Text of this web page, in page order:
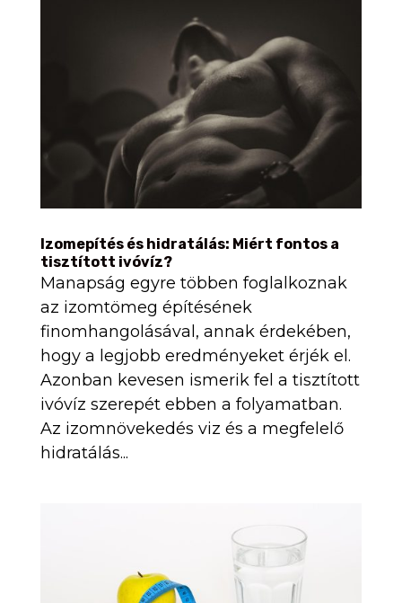
Izomepítés és hidratálás: Miért fontos a
tisztított ivóvíz?
Manapság egyre többen foglalkoznak
az izomtömeg építésének
finomhangolásával, annak érdekében,
hogy a legjobb eredményeket érjék el.
Azonban kevesen ismerik fel a tisztított
ivóvíz szerepét ebben a folyamatban.
Az izomnövekedés viz és a megfelelő
hidratálás...